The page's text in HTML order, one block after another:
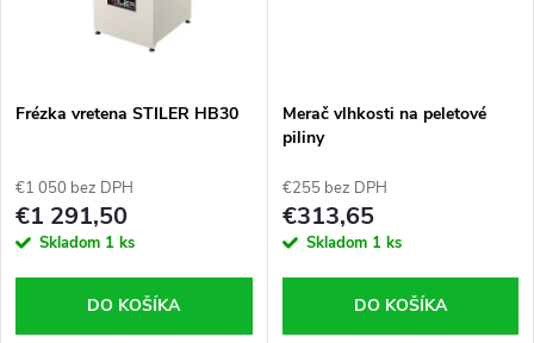
Frézka vretena STILER HB30
€1 050 bez DPH
€1 291,50
Skladom 1 ks
DO KOŠÍKA
Merač vlhkosti na peletové
piliny
€255 bez DPH
€313,65
Skladom 1 ks
DO KOŠÍKA